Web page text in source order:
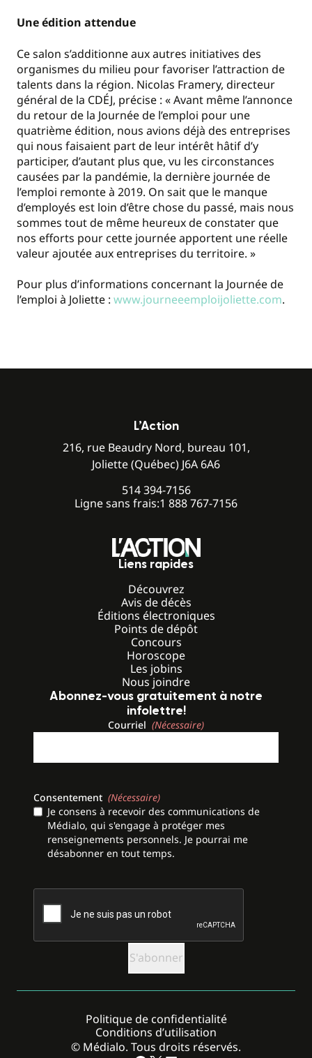
Une édition attendue
Ce salon s’additionne aux autres initiatives des
organismes du milieu pour favoriser l’attraction de
talents dans la région. Nicolas Framery, directeur
général de la CDÉJ, précise : « Avant même l’annonce
du retour de la Journée de l’emploi pour une
quatrième édition, nous avions déjà des entreprises
qui nous faisaient part de leur intérêt hâtif d’y
participer, d’autant plus que, vu les circonstances
causées par la pandémie, la dernière journée de
l’emploi remonte à 2019. On sait que le manque
d’employés est loin d’être chose du passé, mais nous
sommes tout de même heureux de constater que
nos efforts pour cette journée apportent une réelle
valeur ajoutée aux entreprises du territoire. »
Pour plus d’informations concernant la Journée de
l’emploi à Joliette : www.journeeemploijoliette.com.
L’Action
216, rue Beaudry Nord, bureau 101,
Joliette (Québec) J6A 6A6
514 394-7156
Ligne sans frais:1 888 767-7156
Liens rapides
Découvrez
Avis de décès
Éditions électroniques
Points de dépôt
Concours
Horoscope
Les jobins
Nous joindre
Abonnez-vous gratuitement à notre
infolettre!
Courriel (Nécessaire)
Consentement (Nécessaire)
Je consens à recevoir des communications de
Médialo, qui s'engage à protéger mes
renseignements personnels. Je pourrai me
désabonner en tout temps.
CAPTCHA
© Médialo. Tous droits réservés.
Politique de confidentialité
Conditions d’utilisation